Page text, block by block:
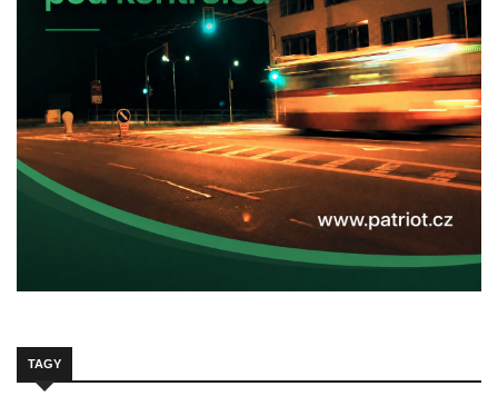
TAGY